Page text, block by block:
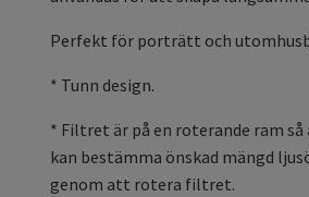
Perfekt för porträtt och
* Tunn design.
* Filtret är på en roterande ram
kan bestämma önskad mängd
genom att rotera filtret.